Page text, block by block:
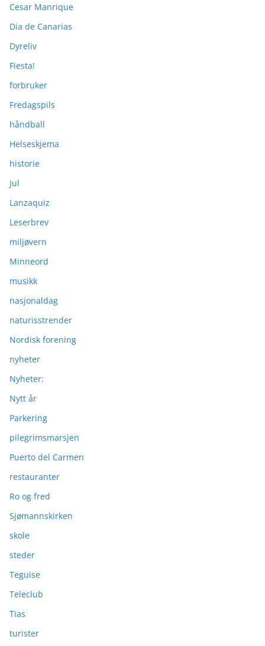
Cesar Manrique
Dia de Canarias
Dyreliv
Fiesta!
forbruker
Fredagspils
håndball
Helseskjema
historie
Jul
Lanzaquiz
Leserbrev
miljøvern
Minneord
musikk
nasjonaldag
naturisstrender
Nordisk forening
nyheter
Nyheter:
Nytt år
Parkering
pilegrimsmarsjen
Puerto del Carmen
restauranter
Ro og fred
Sjømannskirken
skole
steder
Teguise
Teleclub
Tias
turister